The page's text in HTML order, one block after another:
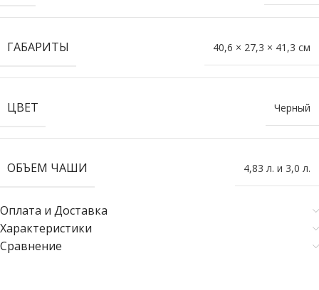
ГАБАРИТЫ 40,6 × 27,3 × 41,3 см
ЦВЕТ Черный
ОБЪЕМ ЧАШИ 4,83 л. и 3,0 л.
Оплата и Доставка
Характеристики
Сравнение